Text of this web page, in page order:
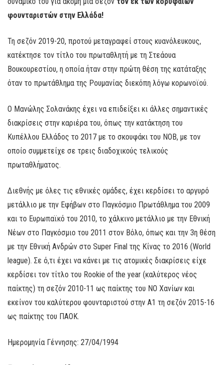
φουνταριστών στην Ελλάδα!
Τη σεζόν 2019-20, προτού μεταγραφεί στους κυανόλευκους,
κατέκτησε τον τίτλο του πρωταθλητή με τη Στεάουα
Βουκουρεστίου, η οποία ήταν στην πρώτη θέση της κατάταξης
όταν το πρωτάθλημα της Ρουμανίας διεκόπη λόγω κορωνοϊού.
Ο Μανώλης Σολανάκης έχει να επιδείξει κι άλλες σημαντικές
διακρίσεις στην καριέρα του, όπως την κατάκτηση του
Κυπέλλου Ελλάδος το 2017 με το σκουφάκι του ΝΟΒ, με τον
οποίο συμμετείχε σε τρεις διαδοχικούς τελικούς
πρωταθλήματος.
Διεθνής με όλες τις εθνικές ομάδες, έχει κερδίσει το αργυρό
μετάλλιο με την Εφήβων στο Παγκόσμιο Πρωτάθλημα του 2009
και το Ευρωπαϊκό του 2010, το χάλκινο μετάλλιο με την Εθνική
Νέων στο Παγκόσμιο του 2011 στον Βόλο, όπως και την 3η θέση
με την Εθνική Ανδρών στο Super Final της Κίνας το 2016 (World
league). Σε ό,τι έχει να κάνει με τις ατομικές διακρίσεις είχε
κερδίσει τον τίτλο του Rookie of the year (καλύτερος νέος
παίκτης) τη σεζόν 2010-11 ως παίκτης του ΝΟ Χανίων και
εκείνον του καλύτερου φουνταριστού στην Α1 τη σεζόν 2015-16
ως παίκτης του ΠΑΟΚ.
Ημερομηνία Γέννησης: 27/04/1994